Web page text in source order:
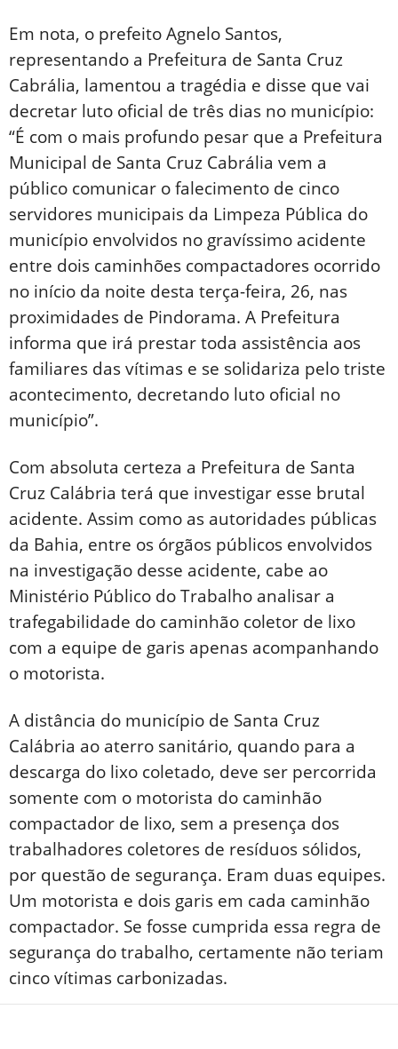
Em nota, o prefeito Agnelo Santos,
representando a Prefeitura de Santa Cruz
Cabrália, lamentou a tragédia e disse que vai
decretar luto oficial de três dias no município:
“É com o mais profundo pesar que a Prefeitura
Municipal de Santa Cruz Cabrália vem a
público comunicar o falecimento de cinco
servidores municipais da Limpeza Pública do
município envolvidos no gravíssimo acidente
entre dois caminhões compactadores ocorrido
no início da noite desta terça-feira, 26, nas
proximidades de Pindorama. A Prefeitura
informa que irá prestar toda assistência aos
familiares das vítimas e se solidariza pelo triste
acontecimento, decretando luto oficial no
município”.
Com absoluta certeza a Prefeitura de Santa
Cruz Calábria terá que investigar esse brutal
acidente. Assim como as autoridades públicas
da Bahia, entre os órgãos públicos envolvidos
na investigação desse acidente, cabe ao
Ministério Público do Trabalho analisar a
trafegabilidade do caminhão coletor de lixo
com a equipe de garis apenas acompanhando
o motorista.
A distância do município de Santa Cruz
Calábria ao aterro sanitário, quando para a
descarga do lixo coletado, deve ser percorrida
somente com o motorista do caminhão
compactador de lixo, sem a presença dos
trabalhadores coletores de resíduos sólidos,
por questão de segurança. Eram duas equipes.
Um motorista e dois garis em cada caminhão
compactador. Se fosse cumprida essa regra de
segurança do trabalho, certamente não teriam
cinco vítimas carbonizadas.